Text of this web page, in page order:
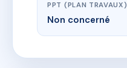
PPT (PLAN TRAVAUX)
Non concerné